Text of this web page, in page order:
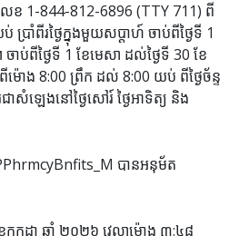
ខ 1-844-812-6896 (TTY 711) ពី
ាំពីរថ្ងៃក្នុងមួយសប្តាហ៍ ចាប់ពីថ្ងៃទី 1
ាប់ពីថ្ងៃទី 1 ខែមេសា ដល់ថ្ងៃទី 30 ខែ
ម៉ោង 8:00 ព្រឹក ដល់ 8:00 យប់ ពីថ្ងៃច័ន្ទ
ាសំឡេងនៅថ្ងៃសៅរ៍ ថ្ងៃអាទិត្យ និង
បានអនុម័ត
កក្កដា ឆ្នាំ ២០២៦ វេលាម៉ោង ៣:៤៨